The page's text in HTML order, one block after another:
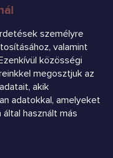
személyre
valamint
közösségi
megosztjuk az
akik
adatokkal, amelyeket
használt más